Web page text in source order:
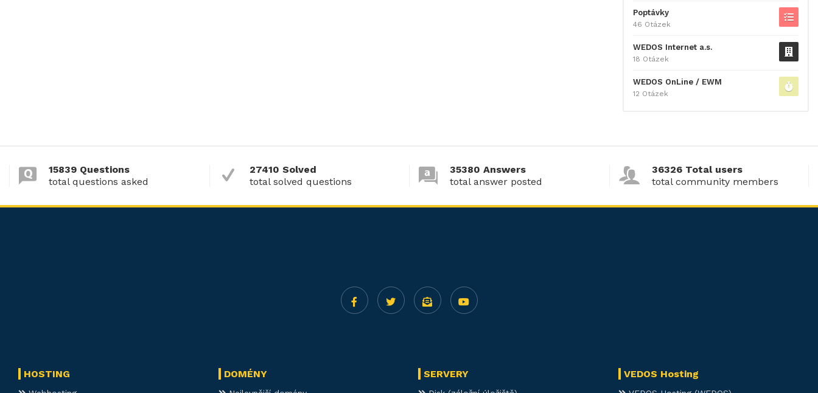
Poptávky
46 Otázek
WEDOS Internet a.s.
18 Otázek
WEDOS OnLine / EWM
12 Otázek
15839 Questions
total questions asked
27410 Solved
total solved questions
35380 Answers
total answer posted
36326 Total users
total community members
HOSTING DOMÉNY SERVERY VEDOS Hosting